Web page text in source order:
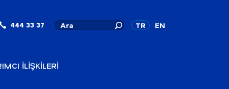
444 33 37 TR EN
İLİŞKİLERİ